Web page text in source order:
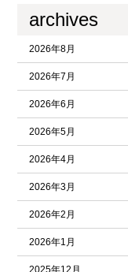
archives
2026年8月
2026年7月
2026年6月
2026年5月
2026年4月
2026年3月
2026年2月
2026年1月
2025年12月